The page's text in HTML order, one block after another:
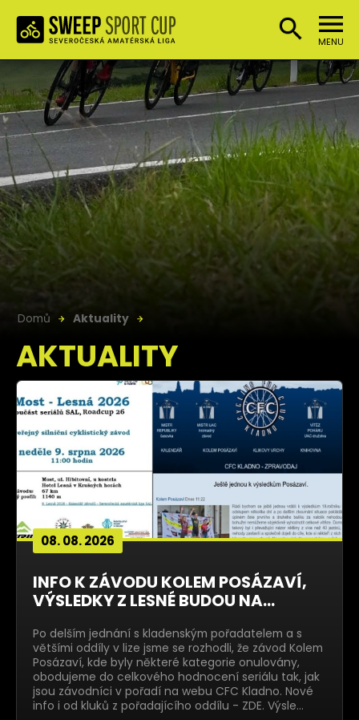
MENU
Domů Aktuality
AKTUALITY
08. 08. 2026
INFO K ZÁVODU KOLEM POSÁZAVÍ,
VÝSLEDKY Z LESNÉ BUDOU NA...
Po delším jednání s kladenským pořadatelem a s
většími oddíly v lize jsme se rozhodli, že závod Kolem
Posázaví, kde byly některé kategorie onulovány,
obodujeme do celkového hodnocení seriálu tak, jak
jsou závodníci v pořadí na webu CFC Kladno. Nové
info i od kluků z pořadajícího oddílu - ZDE. Výsle…